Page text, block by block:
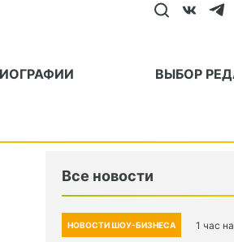
ВЫБОР
Все новости
НОВОСТИ ШОУ-БИЗНЕСА 1 час